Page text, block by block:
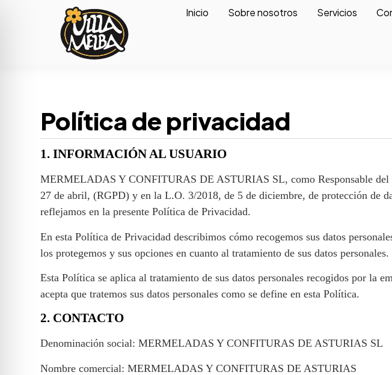
Inicio Sobre nosotros Servicios
Política de privacidad
1. INFORMACIÓN AL USUARIO
MERMELADAS Y CONFITURAS DE ASTURIAS SL, como Responsable
27 de abril, (RGPD) y en la L.O. 3/2018, de 5 de diciembre, de protección de
reflejamos en la presente Política de Privacidad.
En esta Política de Privacidad describimos cómo recogemos sus datos
los protegemos y sus opciones en cuanto al tratamiento de sus datos personales.
Esta Política se aplica al tratamiento de sus datos personales recogidos por la
acepta que tratemos sus datos personales como se define en esta Política.
2. CONTACTO
Denominación social: MERMELADAS Y CONFITURAS DE ASTURIAS SL
Nombre comercial: MERMELADAS Y CONFITURAS DE ASTURIAS